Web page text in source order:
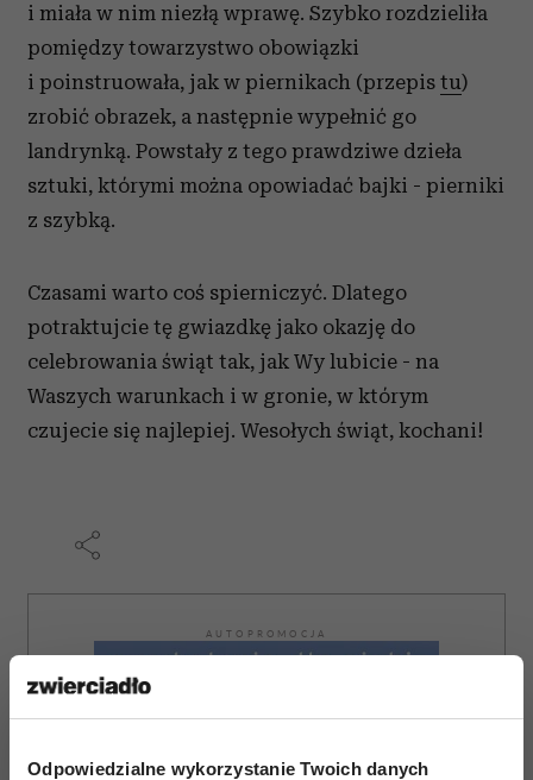
Odpowiedzialne wykorzystanie Twoich danych
i miała w nim niezłą wprawę. Szybko rozdzieliła
pomiędzy towarzystwo obowiązki
i poinstruowała, jak w piernikach (przepis tu)
zrobić obrazek, a następnie wypełnić go
landrynką. Powstały z tego prawdziwe dzieła
sztuki, którymi można opowiadać bajki - pierniki
z szybką.
Czasami warto coś spierniczyć. Dlatego
potraktujcie tę gwiazdkę jako okazję do
celebrowania świąt tak, jak Wy lubicie - na
Waszych warunkach i w gronie, w którym
czujecie się najlepiej. Wesołych świąt, kochani!
AUTOPROMOCJA